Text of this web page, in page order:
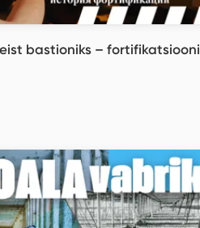
bastioniks – fortifikatsiooni